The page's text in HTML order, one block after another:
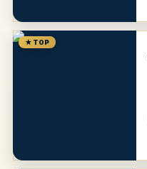
★ TOP